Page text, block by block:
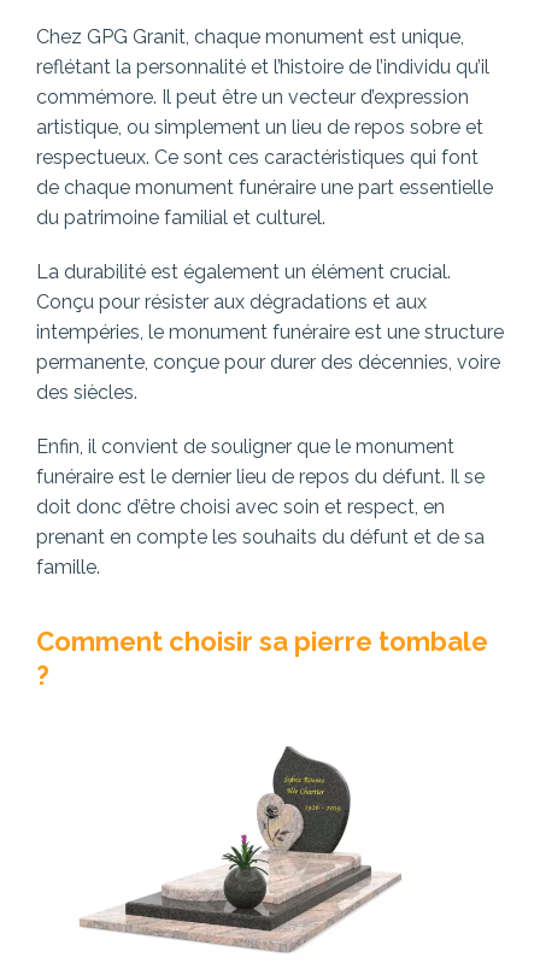
Chez GPG Granit, chaque monument est unique,
reflétant la personnalité et l’histoire de l’individu qu’il
commémore. Il peut être un vecteur d’expression
artistique, ou simplement un lieu de repos sobre et
respectueux. Ce sont ces caractéristiques qui font
de chaque monument funéraire une part essentielle
du patrimoine familial et culturel.
La durabilité est également un élément crucial.
Conçu pour résister aux dégradations et aux
intempéries, le monument funéraire est une structure
permanente, conçue pour durer des décennies, voire
des siècles.
Enfin, il convient de souligner que le monument
funéraire est le dernier lieu de repos du défunt. Il se
doit donc d’être choisi avec soin et respect, en
prenant en compte les souhaits du défunt et de sa
famille.
Comment choisir sa pierre tombale
?